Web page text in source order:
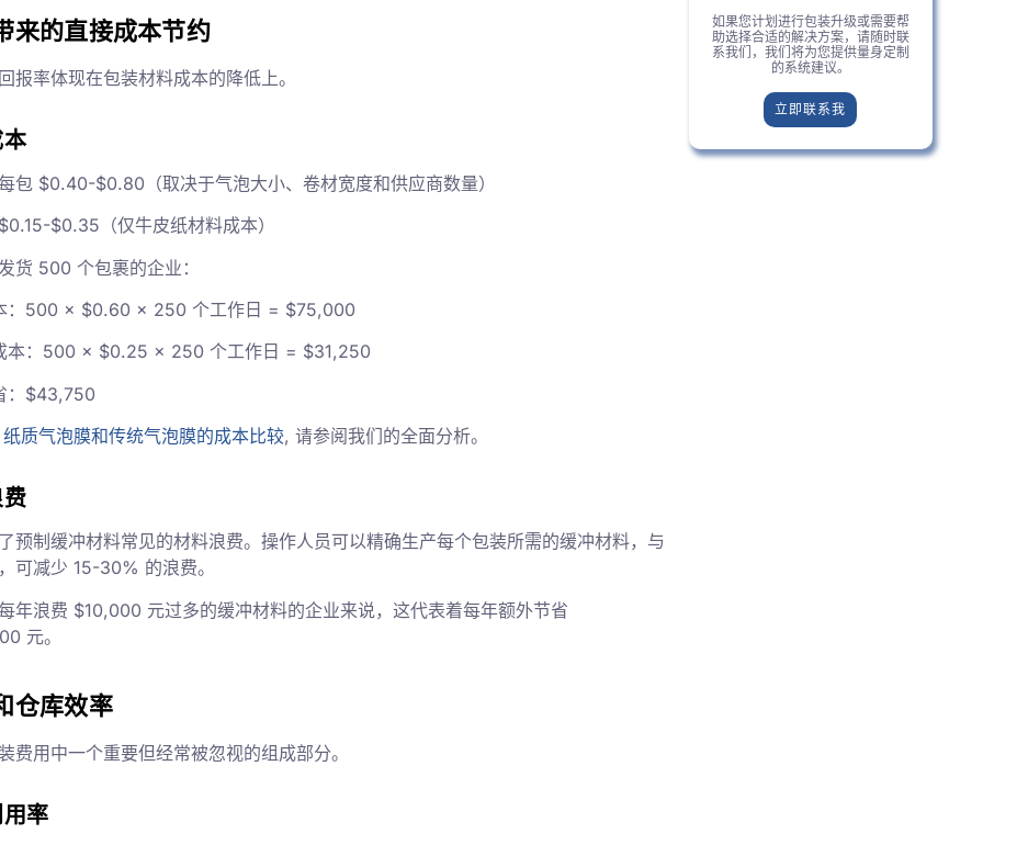
来的直接成本节约
报率体现在包装材料成本的降低上。
包 $0.40-$0.80（取决于气泡大小、卷材宽度和供应商数量）
$0.35（仅牛皮纸材料成本）
货 500 个包裹的企业：
：500 × $0.60 × 250 个工作日 = $75,000
本：500 × $0.25 × 250 个工作日 = $31,250
：$43,750
纸质气泡膜和传统气泡膜的成本比较, 请参阅我们的全面分析。
预制缓冲材料常见的材料浪费。操作人员可以精确生产每个包装所需的缓冲材料，与
可减少 15-30% 的浪费。
年浪费 $10,000 元过多的缓冲材料的企业来说，这代表着每年额外节省
元。
仓库效率
费用中一个重要但经常被忽视的组成部分。
率
如果您计划进行包装升级或需要帮
助选择合适的解决方案，请随时联
系我们，我们将为您提供量身定制
的系统建议。
立即联系我